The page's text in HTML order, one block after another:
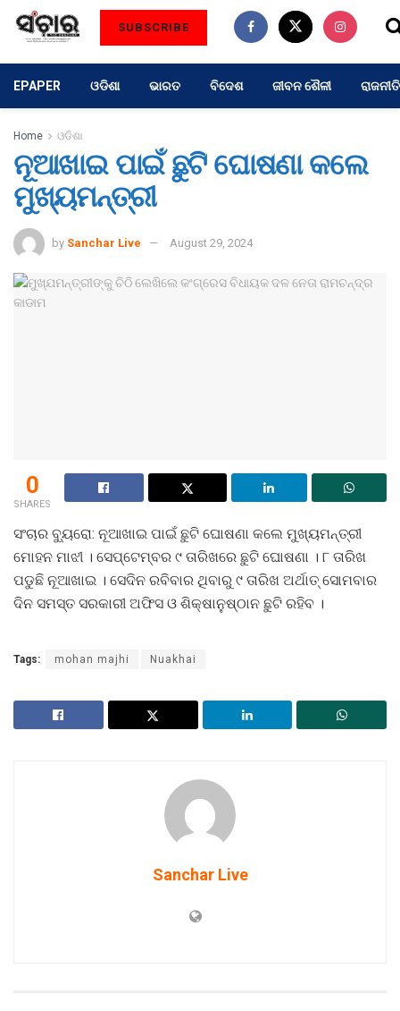
SUBSCRIBE
EPAPER ଓଡିଶା ଭାରତ ବିଦେଶ ଜୀବନ ଶୈଳୀ ରାଜନୀତି
Home ଓଡିଶା
ନୂଆଖାଇ ପାଇଁ ଛୁଟି ଘୋଷଣା କଲେ
ମୁଖ୍ୟମନ୍ତ୍ରୀ
by Sanchar Live August 29, 2024
0
SHARES
ସଂଚାର ବ୍ୟୁରୋ: ନୂଆଖାଇ ପାଇଁ ଛୁଟି ଘୋଷଣା କଲେ ମୁଖ୍ୟମନ୍ତ୍ରୀ
ମୋହନ ମାଝୀ । ସେପ୍ଟେମ୍ବର ୯ ତାରିଖରେ ଛୁଟି ଘୋଷଣା । ୮ ତାରିଖ
ପଡୁଛି ନୂଆଖାଇ । ସେଦିନ ରବିବାର ଥିବାରୁ ୯ ତାରିଖ ଅର୍ଥାତ୍ ସୋମବାର
ଦିନ ସମସ୍ତ ସରକାରୀ ଅଫିସ ଓ ଶିକ୍ଷାନୁଷ୍ଠାନ ଛୁଟି ରହିବ ।
Tags: mohan majhi Nuakhai
Sanchar Live